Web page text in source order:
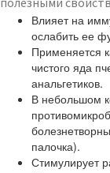
Влияет на
ослабить ее
Применяется
чистого яда
анальгетиков.
В небольшом
палочка).
Стимулирует